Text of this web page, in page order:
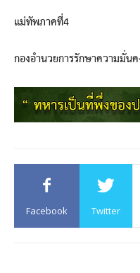
แม่ทัพภาคที่4
กองอำนวยการรักษาความมั่น
Facebook Twitter